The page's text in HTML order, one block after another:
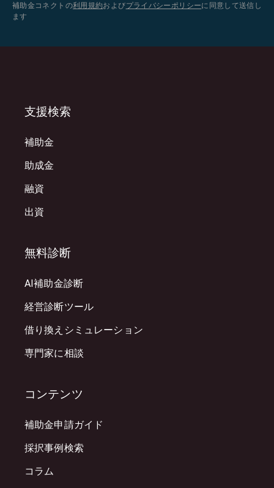
補助金コネクトの利用規約およびプライバシーポリシーに同意して送信し
ます
支援検索
補助金
助成金
融資
出資
無料診断
AI補助金診断
経営診断ツール
借り換えシミュレーション
専門家に相談
コンテンツ
補助金申請ガイド
採択事例検索
コラム